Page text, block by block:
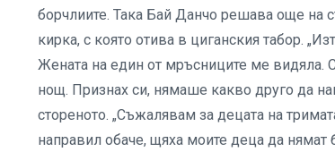
борчлиите. Така Бай Данчо решава още на
кирка, с която отива в циганския табор.
Жената на един от мръсниците ме видяла.
нощ. Признах си, нямаше какво друго да
стореното. „Съжалявам за децата на
направил обаче, щяха моите деца да